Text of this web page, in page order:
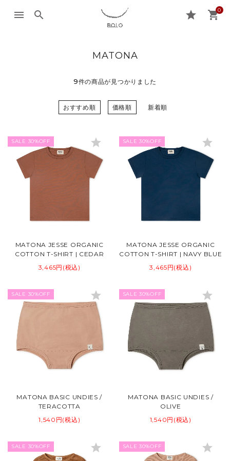
menu search star 0
shopping_cart
MATONA
9件の商品が見つかりました
おすすめ順 価格順 新着順
SALE 30%OFF
MATONA JESSE ORGANIC
COTTON T-SHIRT | CEDAR
3,465円(税込)
star SALE 30%OFF
MATONA JESSE ORGANIC
COTTON T-SHIRT | NAVY BLUE
3,465円(税込)
star
SALE 30%OFF
MATONA BASIC UNDIES /
TERACOTTA
1,540円(税込)
star SALE 30%OFF
MATONA BASIC UNDIES /
OLIVE
1,540円(税込)
star
SALE 30%OFF star SALE 30%OFF star